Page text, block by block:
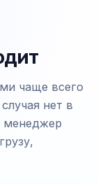
чаще всего
нет в
менеджер